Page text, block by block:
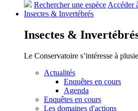
Rechercher une espèceAccéder
Insectes & Invertébrés
Insectes &
Le Conservatoire s’intéresse à
Actualités
Enquêtes en cours
Agenda
Enquêtes en cours
Les domaines d'actions